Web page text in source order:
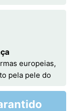
europeias,
pela pele do